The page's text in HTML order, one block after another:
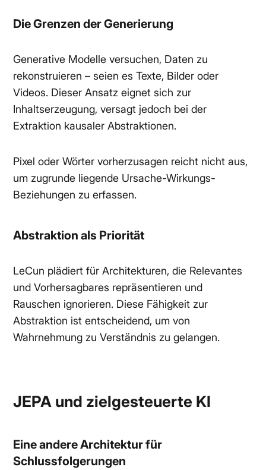
Die Grenzen der Generierung
Generative Modelle versuchen, Daten zu
rekonstruieren – seien es Texte, Bilder oder
Videos. Dieser Ansatz eignet sich zur
Inhaltserzeugung, versagt jedoch bei der
Extraktion kausaler Abstraktionen.
Pixel oder Wörter vorherzusagen reicht nicht aus,
um zugrunde liegende Ursache-Wirkungs-
Beziehungen zu erfassen.
Abstraktion als Priorität
LeCun plädiert für Architekturen, die Relevantes
und Vorhersagbares repräsentieren und
Rauschen ignorieren. Diese Fähigkeit zur
Abstraktion ist entscheidend, um von
Wahrnehmung zu Verständnis zu gelangen.
JEPA und zielgesteuerte KI
Eine andere Architektur für
Schlussfolgerungen